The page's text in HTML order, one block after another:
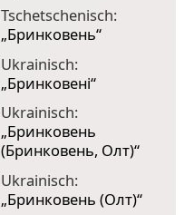
Tschetschenisch:
„Бринковень“
Ukrainisch:
„Бринковені“
Ukrainisch:
„Бринковень
(Бринковень, Олт)“
Ukrainisch:
„Бринковень (Олт)“